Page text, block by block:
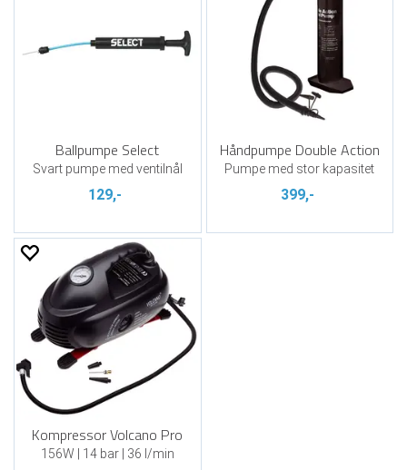
Ballpumpe Select
Svart pumpe med ventilnål
129,-
Håndpumpe Double Action
Pumpe med stor kapasitet
399,-
Kompressor Volcano Pro
156W | 14 bar | 36 l/min